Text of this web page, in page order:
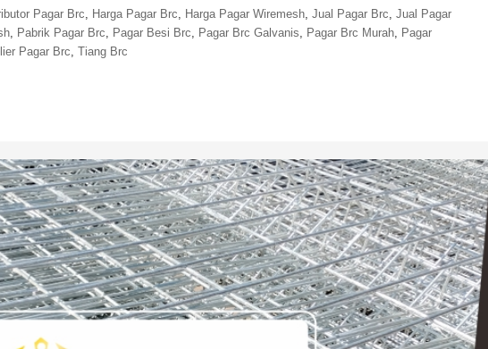
Pagar Brc Harga Pagar Brc Harga Pagar Wiremesh Jual Pagar Brc Jual Pagar
Pabrik Pagar Brc Pagar Besi Brc Pagar Brc Galvanis Pagar Brc Murah Pagar
Pagar Brc Tiang Brc